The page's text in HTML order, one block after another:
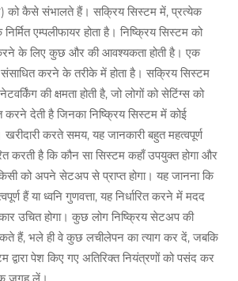
को कैसे संभालते हैं। सक्रिय सिस्टम में, प्रत्येक
एम्पलीफायर होता है। निष्क्रिय सिस्टम को
के लिए कुछ और की आवश्यकता होती है। एक
करने के तरीके में होता है। सक्रिय सिस्टम
की क्षमता होती है, जो लोगों को सेटिंग्स को
करने देती है जिनका निष्क्रिय सिस्टम में कोई
करते समय, यह जानकारी बहुत महत्वपूर्ण
करती है कि कौन सा सिस्टम कहाँ उपयुक्त होगा और
को अपने सेटअप से प्राप्त होगा। यह जानना कि
हैं या ध्वनि गुणवत्ता, यह निर्धारित करने में मदद
उचित होगा। कुछ लोग निष्क्रिय सेटअप की
हैं, भले ही वे कुछ लचीलेपन का त्याग कर दें, जबकि
द्वारा पेश किए गए अतिरिक्त नियंत्रणों को पसंद कर